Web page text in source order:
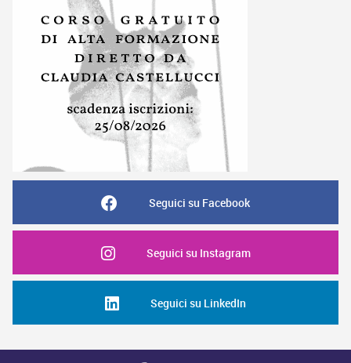
Seguici su Facebook
Seguici su Instagram
Seguici su LinkedIn